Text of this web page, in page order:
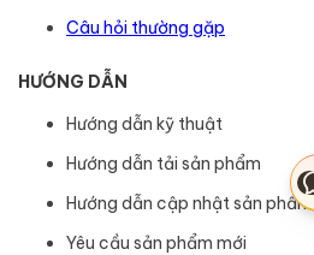
Câu hỏi thường gặp
HƯỚNG DẪN
Hướng dẫn kỹ thuật
Hướng dẫn tải sản phẩm
Hướng dẫn cập nhật sản phẩm
Yêu cầu sản phẩm mới